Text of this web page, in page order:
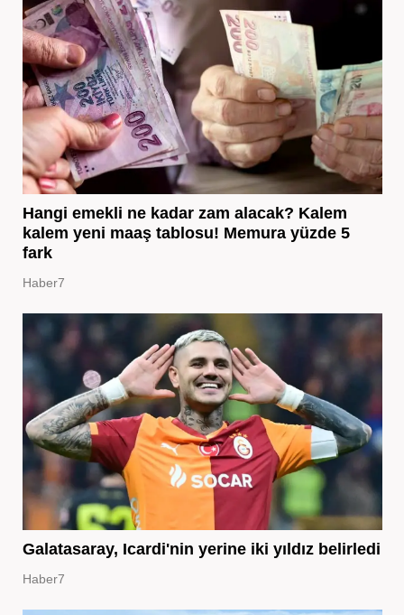
Hangi emekli ne kadar zam alacak? Kalem
kalem yeni maaş tablosu! Memura yüzde 5
fark
Haber7
Galatasaray, Icardi'nin yerine iki yıldız belirledi
Haber7